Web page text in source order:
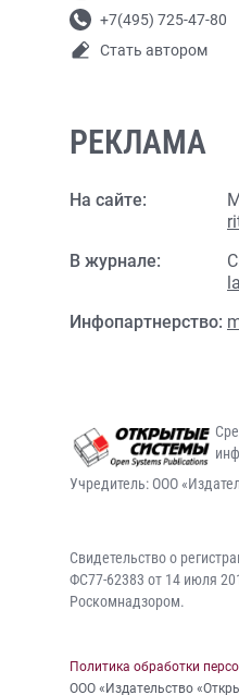
+7(495) 725-47-80
Стать автором
РЕКЛАМА
На сайте:
В журнале:
Инфопартнерство:
Учредитель: ООО
Свидетельство о
ФС77-62383 от 14 июля
Роскомнадзором.
Политика обработки
ООО «Издательство